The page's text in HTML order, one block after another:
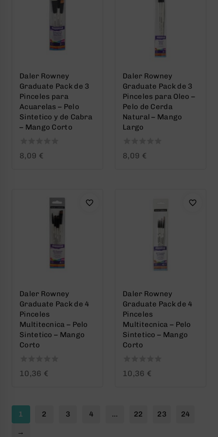
Daler Rowney
Graduate Pack de 3
Pinceles para
Acuarelas – Pelo
Sintetico y de Cabra
– Mango Corto
0
8,09 €
Daler Rowney
Graduate Pack de 3
Pinceles para Oleo –
Pelo de Cerda
Natural – Mango
Largo
0
8,09 €
Daler Rowney
Graduate Pack de 4
Pinceles
Multitecnica – Pelo
Sintetico – Mango
Corto
010,36 €
Daler Rowney
Graduate Pack de 4
Pinceles
Multitecnica – Pelo
Sintetico – Mango
Corto
010,36 €
1 2 3 4 … 22 23 24
→